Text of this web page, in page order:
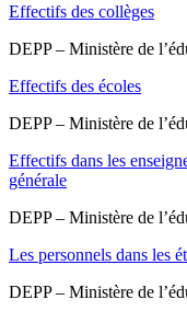
Effectifs des collèges
DEPP – Ministère de
Effectifs des écoles
DEPP – Ministère de
Effectifs dans les
générale
DEPP – Ministère de
Les personnels dans les
DEPP – Ministère de